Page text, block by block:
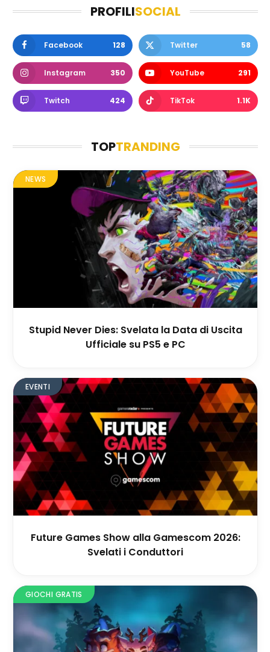
PROFILISOCIAL
Facebook 128 Twitter 58
Instagram 350 YouTube 291
Twitch 424 TikTok 1.1K
TOPTRANDING
NEWS
Stupid Never Dies: Svelata la Data di Uscita
Ufficiale su PS5 e PC
EVENTI
Future Games Show alla Gamescom 2026:
Svelati i Conduttori
GIOCHI GRATIS